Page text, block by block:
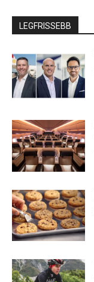
LEGFRISSEBB